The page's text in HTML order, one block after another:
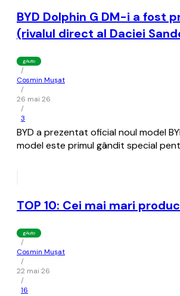
BYD Dolphin G DM-i a fost
(rivalul direct al Daciei
gAuto
/
Cosmin Mușat
/
26 mai 26
/
3
BYD a prezentat oficial noul model
model este primul gândit special
TOP 10: Cei mai mari
gAuto
/
Cosmin Mușat
/
22 mai 26
/
16